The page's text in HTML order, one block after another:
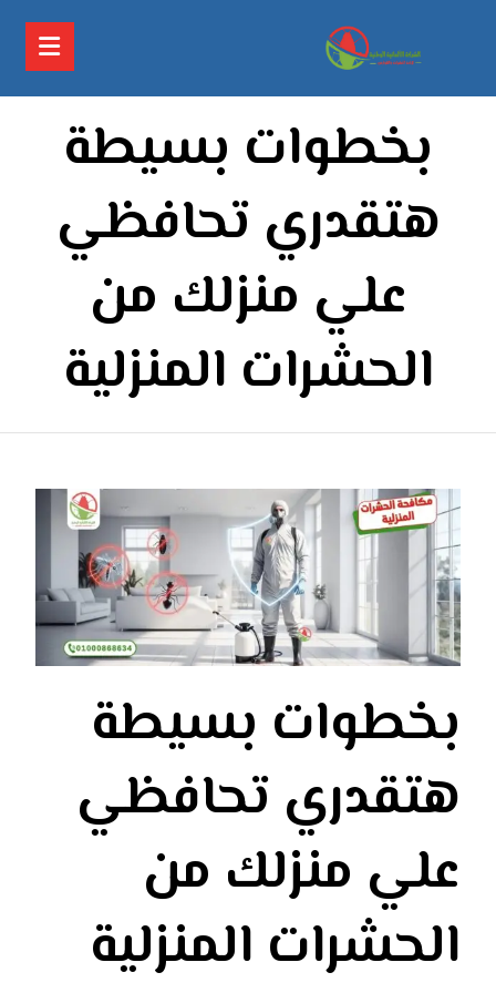
بخطوات بسيطة
هتقدري تحافظي
علي منزلك من
الحشرات المنزلية
بخطوات بسيطة
هتقدري تحافظي
علي منزلك من
الحشرات المنزلية